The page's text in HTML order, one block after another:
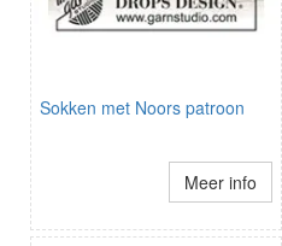
Sokken met Noors patroon
Meer info